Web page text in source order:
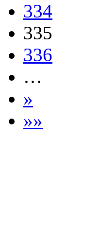
334
335
336
…
»
»»